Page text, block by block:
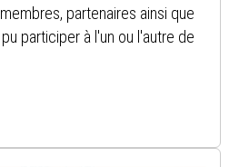
partenaires ainsi que
participer à l'un ou l'autre de